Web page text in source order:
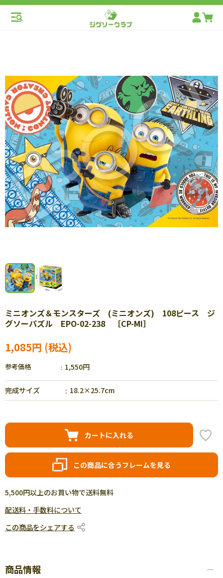
ミニオンズ＆モンスターズ (ミニオンズ) 108ピース ジ
グソーパズル EPO-02-238 ［CP-MI］
1,085円
参考価格 1,550円
完成サイズ 18.2×25.7cm
カートに入れる
この商品に合うフレームを見る
5,500円以上のお買い物で送料無料
配送料・手数料について
この商品をシェアする
商品情報